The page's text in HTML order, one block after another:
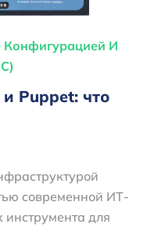
Конфигурацией И
Puppet: что
современной ИТ-
для